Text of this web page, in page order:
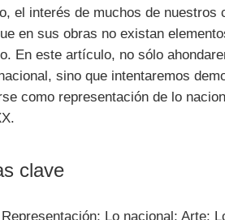
el interés de muchos de nuestros
en sus obras no existan
En este artículo, no sólo
sino que intentaremos
como representación de lo
clave
Lo nacional; Arte;